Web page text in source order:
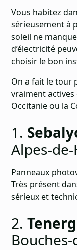
Vous habitez
sérieusement à
soleil ne
d’électricité
choisir le bon
On a fait le tour
vraiment actives
Occitanie ou la
1.
Alpes-
Panneaux
Très présent
sérieux et
2.